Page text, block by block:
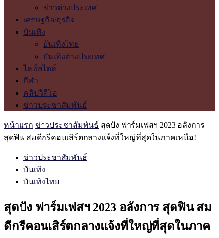
ข่าวต่างประเทศ
เศรษฐกิจ/ธุรกิจ
บันเทิง
บันเทิงไทย
บันเทิงต่างประเทศ
ไลฟ์สไตล์
กีฬา
คลิปวิดีโอ
ข่าวประชาสัมพันธ์
หน้าแรก ข่าวประชาสัมพันธ์ สุดปัง ฟาร์มเฟสฯ 2023 อลังการ
สุดฟิน สมดีกรีคอนเสิร์ตกลางแจ้งที่ใหญ่ที่สุดในภาคเหนือ!
ข่าวประชาสัมพันธ์
บันเทิง
บันเทิงไทย
สุดปัง ฟาร์มเฟสฯ 2023 อลังการ สุดฟิน สม
ดีกรีคอนเสิร์ตกลางแจ้งที่ใหญ่ที่สุดในภาค